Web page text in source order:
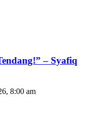
– Syafiq
8:00 am